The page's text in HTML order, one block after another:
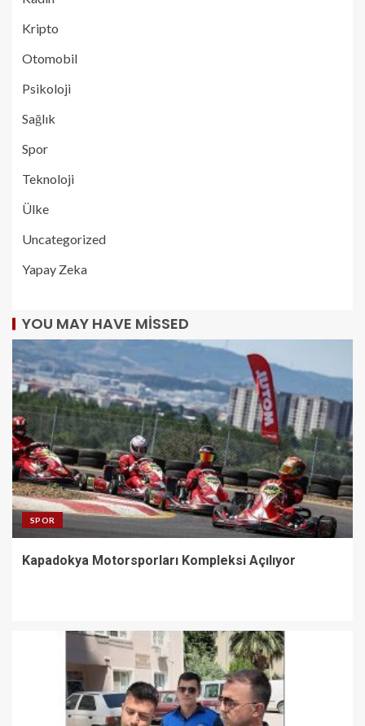
Kripto
Otomobil
Psikoloji
Sağlık
Spor
Teknoloji
Ülke
Uncategorized
Yapay Zeka
YOU MAY HAVE MISSED
SPOR
Kapadokya Motorsporları Kompleksi Açılıyor